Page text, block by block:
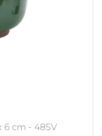
6 cm - 485V